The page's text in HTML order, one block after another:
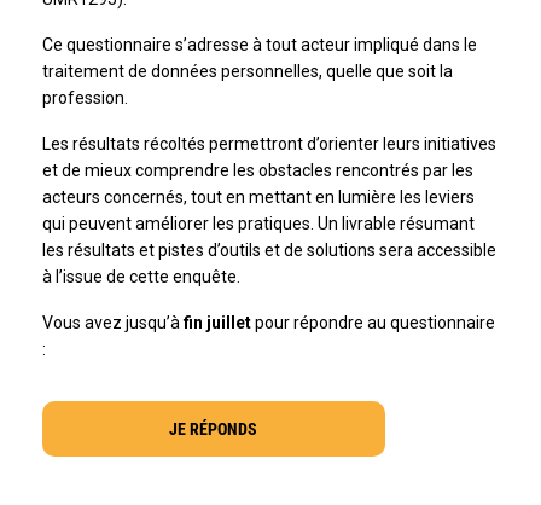
Ce questionnaire s’adresse à tout acteur impliqué dans le
traitement de données personnelles, quelle que soit la
profession.
Les résultats récoltés permettront d’orienter leurs initiatives
et de mieux comprendre les obstacles rencontrés par les
acteurs concernés, tout en mettant en lumière les leviers
qui peuvent améliorer les pratiques. Un livrable résumant
les résultats et pistes d’outils et de solutions sera accessible
à l’issue de cette enquête.
Vous avez jusqu’àfin juilletpour répondre au questionnaire
:
JE RÉPONDS